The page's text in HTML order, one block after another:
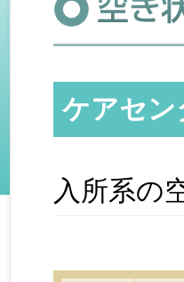
ケアセン
入所系の